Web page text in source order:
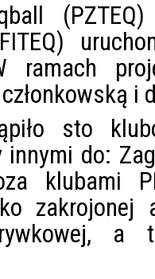
ramach
i
sto
innymi do:
klubami
a